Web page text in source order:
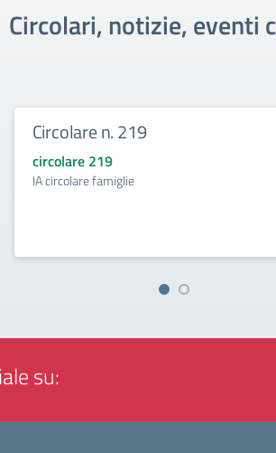
Circolari, notizie, eventi
Circolare n. 219
circolare 219
IA circolare famiglie
su: